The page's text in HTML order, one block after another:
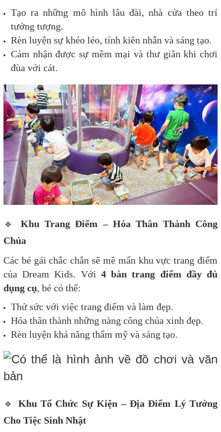
Tạo ra những mô hình lâu đài, nhà cửa theo trí
tưởng tượng.
Rèn luyện sự khéo léo, tính kiên nhẫn và sáng tạo.
Cảm nhận được sự mềm mại và thư giãn khi chơi
đùa với cát.
🔹Khu Trang Điểm – Hóa Thân Thành Công
Chúa
Các bé gái chắc chắn sẽ mê mẩn khu vực trang điểm
của Dream Kids. Với 4 bàn trang điểm đầy đủ
dụng cụ, bé có thể:
Thử sức với việc trang điểm và làm đẹp.
Hóa thân thành những nàng công chúa xinh đẹp.
Rèn luyện khả năng thẩm mỹ và sáng tạo.
🔹 Khu Tổ Chức Sự Kiện – Địa Điểm Lý Tưởng
Cho Tiệc Sinh Nhật